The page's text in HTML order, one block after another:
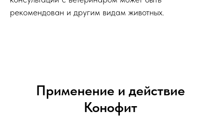
рекомендован и другим видам животных.
Применение и действие
Конофит